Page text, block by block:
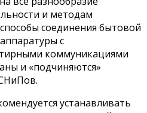
и методам
соединения бытовой
с
коммуникациями
и «подчиняются»
устанавливать